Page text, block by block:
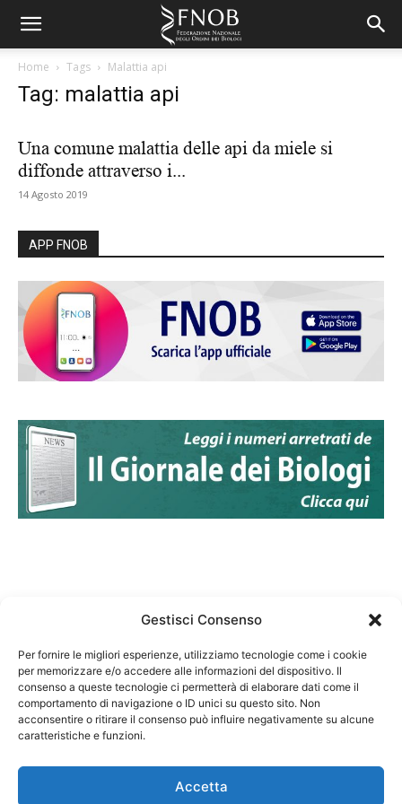
Gestisci Consenso
Per fornire le migliori esperienze, utilizziamo tecnologie come i cookie
per memorizzare e/o accedere alle informazioni del dispositivo. Il
consenso a queste tecnologie ci permetterà di elaborare dati come il
comportamento di navigazione o ID unici su questo sito. Non
acconsentire o ritirare il consenso può influire negativamente su alcune
caratteristiche e funzioni.
Accetta
Home Tags Malattia api
Tag: malattia api
Una comune malattia delle api da miele si
diffonde attraverso i...
14 Agosto 2019
APP FNOB
Federazione Nazionale Degli Ordini dei Biologi:
codice fiscale 80069130583
Responsabile sito internet www.fnob.it: Vincenzo